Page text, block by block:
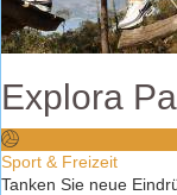
Explora
Sport & Freizeit
Tanken Sie neue